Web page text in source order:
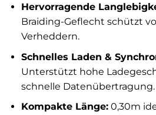
Hervorragende
Braiding-Geflecht schützt
Verheddern.
Schnelles Laden &
Unterstützt hohe
schnelle Datenübertragung.
Kompakte Länge:0,30m